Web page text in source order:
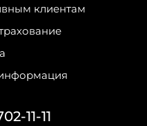
клиентам
11-11